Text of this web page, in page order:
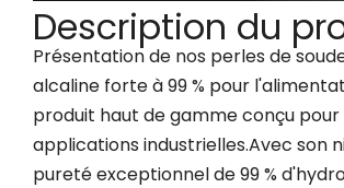
Description du
Présentation de nos perles de
alcaline forte à 99 % pour
produit haut de gamme conçu pour
applications industrielles.Avec son
pureté exceptionnel de 99 %